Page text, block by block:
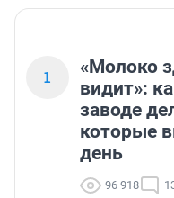
1
«Молоко
видит»:
заводе
которые
день
96 918